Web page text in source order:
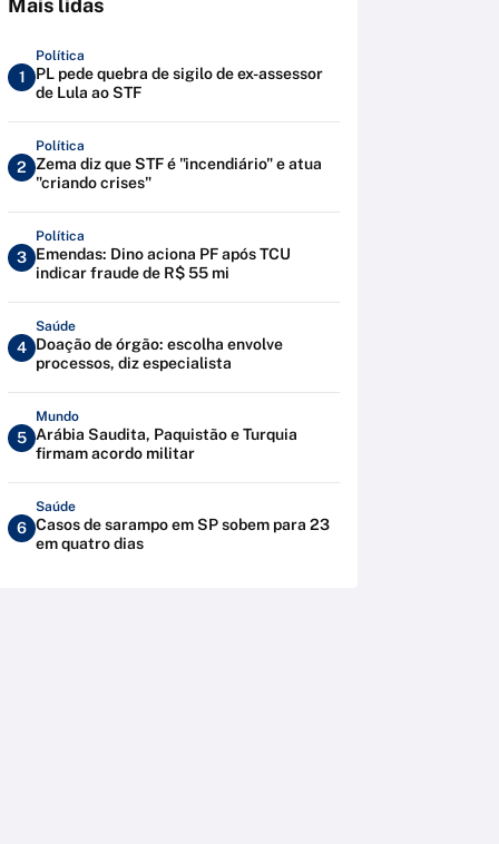
Mais lidas
1
Política
PL pede quebra de sigilo de ex-assessor
de Lula ao STF
2
Política
Zema diz que STF é "incendiário" e atua
"criando crises"
3
Política
Emendas: Dino aciona PF após TCU
indicar fraude de R$ 55 mi
4
Saúde
Doação de órgão: escolha envolve
processos, diz especialista
5
Mundo
Arábia Saudita, Paquistão e Turquia
firmam acordo militar
6
Saúde
Casos de sarampo em SP sobem para 23
em quatro dias